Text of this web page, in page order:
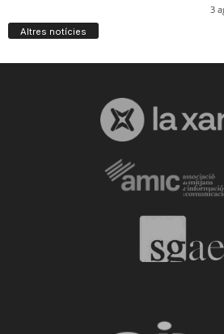
Altres notícies